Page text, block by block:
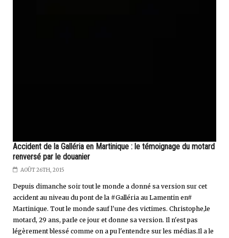
Accident de la Galléria en Martinique : le témoignage du motard
renversé par le douanier
AOÛT 26TH, 2015
Depuis dimanche soir tout le monde a donné sa version sur cet
accident au niveau du pont de la #Galléria au Lamentin en#
Martinique. Tout le monde sauf l'une des victimes. Christophe,le
motard, 29 ans, parle ce jour et donne sa version. Il n'est pas
légèrement blessé comme on a pu l'entendre sur les médias.Il a le